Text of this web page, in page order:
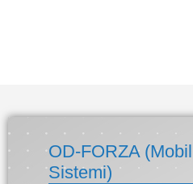
OD-FORZA
Sistemi)